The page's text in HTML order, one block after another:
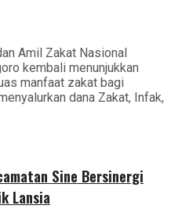
Amil Zakat Nasional
kembali menunjukkan
manfaat zakat bagi
dana Zakat, Infak,
Sine Bersinergi
Lansia